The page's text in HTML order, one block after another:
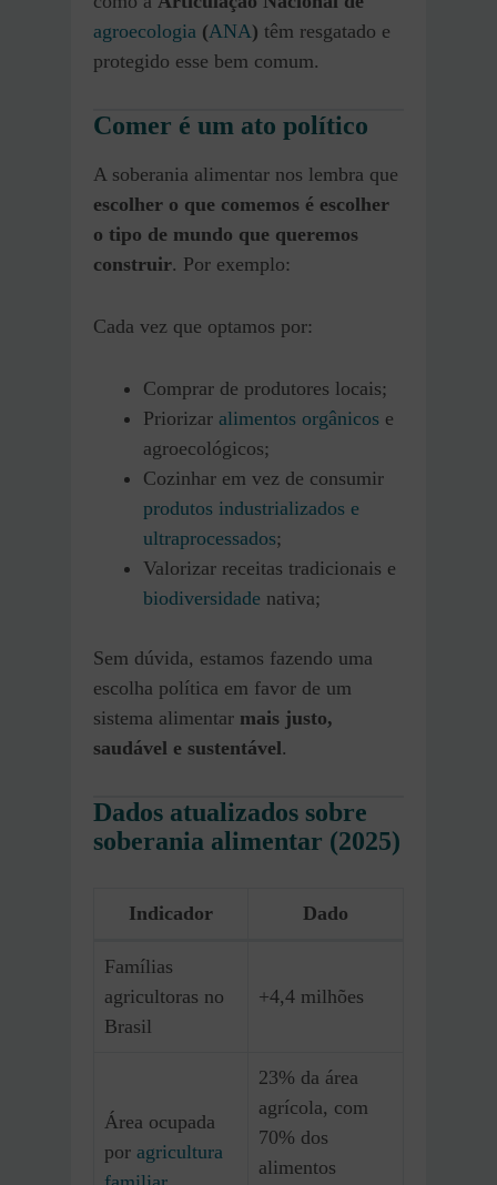
agroecologia (ANA) têm resgatado e
protegido esse bem comum.
Comer é um ato político
A soberania alimentar nos lembra que
escolher o que comemos é escolher
o tipo de mundo que queremos
construir. Por exemplo:
Cada vez que optamos por:
Comprar de produtores locais;
Priorizar alimentos orgânicos e
agroecológicos;
Cozinhar em vez de consumir
produtos industrializados e
ultraprocessados;
Valorizar receitas tradicionais e
biodiversidade nativa;
Sem dúvida, estamos fazendo uma
escolha política em favor de um
sistema alimentar mais justo,
saudável e sustentável.
Dados atualizados sobre
soberania alimentar (2025)
Indicador Dado
Famílias
agricultoras no
Brasil
+4,4 milhões
Área ocupada
por agricultura
23% da área
agrícola, com
70% dos
alimentos